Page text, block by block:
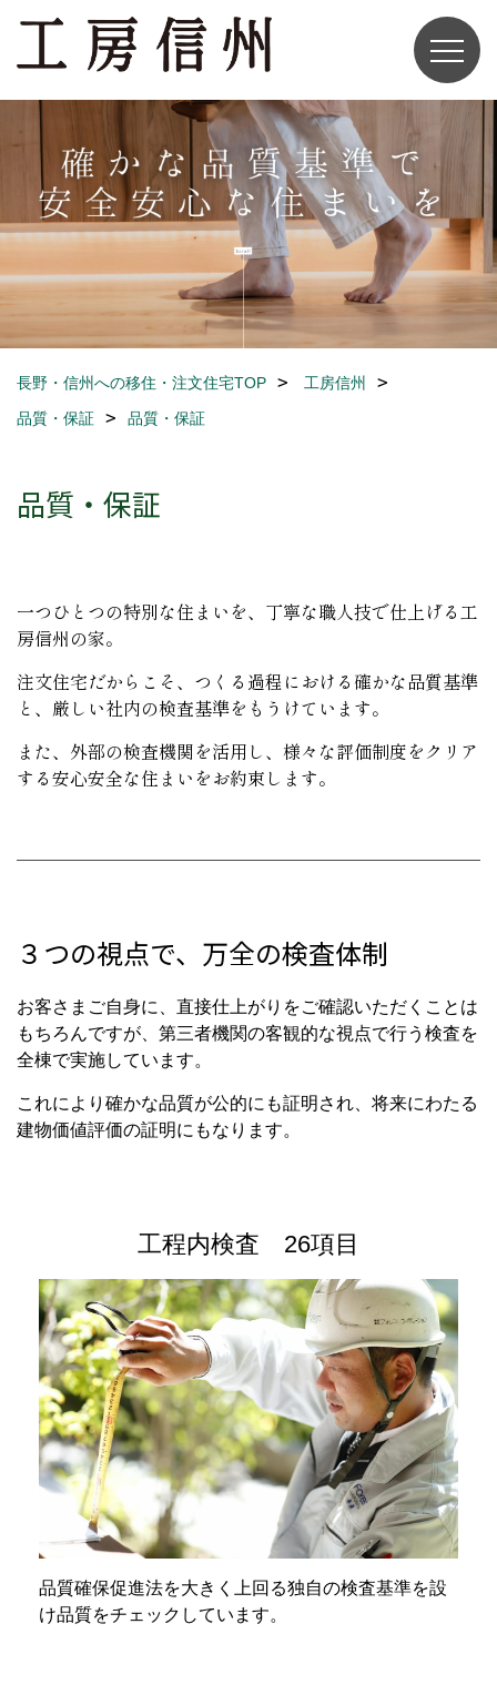
長野・信州への移住・注文住宅TOP
工房信州
品質・保証
品質・保証
品質・保証
一つひとつの特別な住まいを、丁寧な職人技で仕上げる工
房信州の家。
注文住宅だからこそ、つくる過程における確かな品質基準
と、厳しい社内の検査基準をもうけています。
また、外部の検査機関を活用し、様々な評価制度をクリア
する安心安全な住まいをお約束します。
３つの視点で、万全の検査体制
お客さまご自身に、直接仕上がりをご確認いただくことは
もちろんですが、第三者機関の客観的な視点で行う検査を
全棟で実施しています。
これにより確かな品質が公的にも証明され、将来にわたる
建物価値評価の証明にもなります。
工程内検査 26項目
品質確保促進法を大きく上回る独自の検査基準を設
け品質をチェックしています。